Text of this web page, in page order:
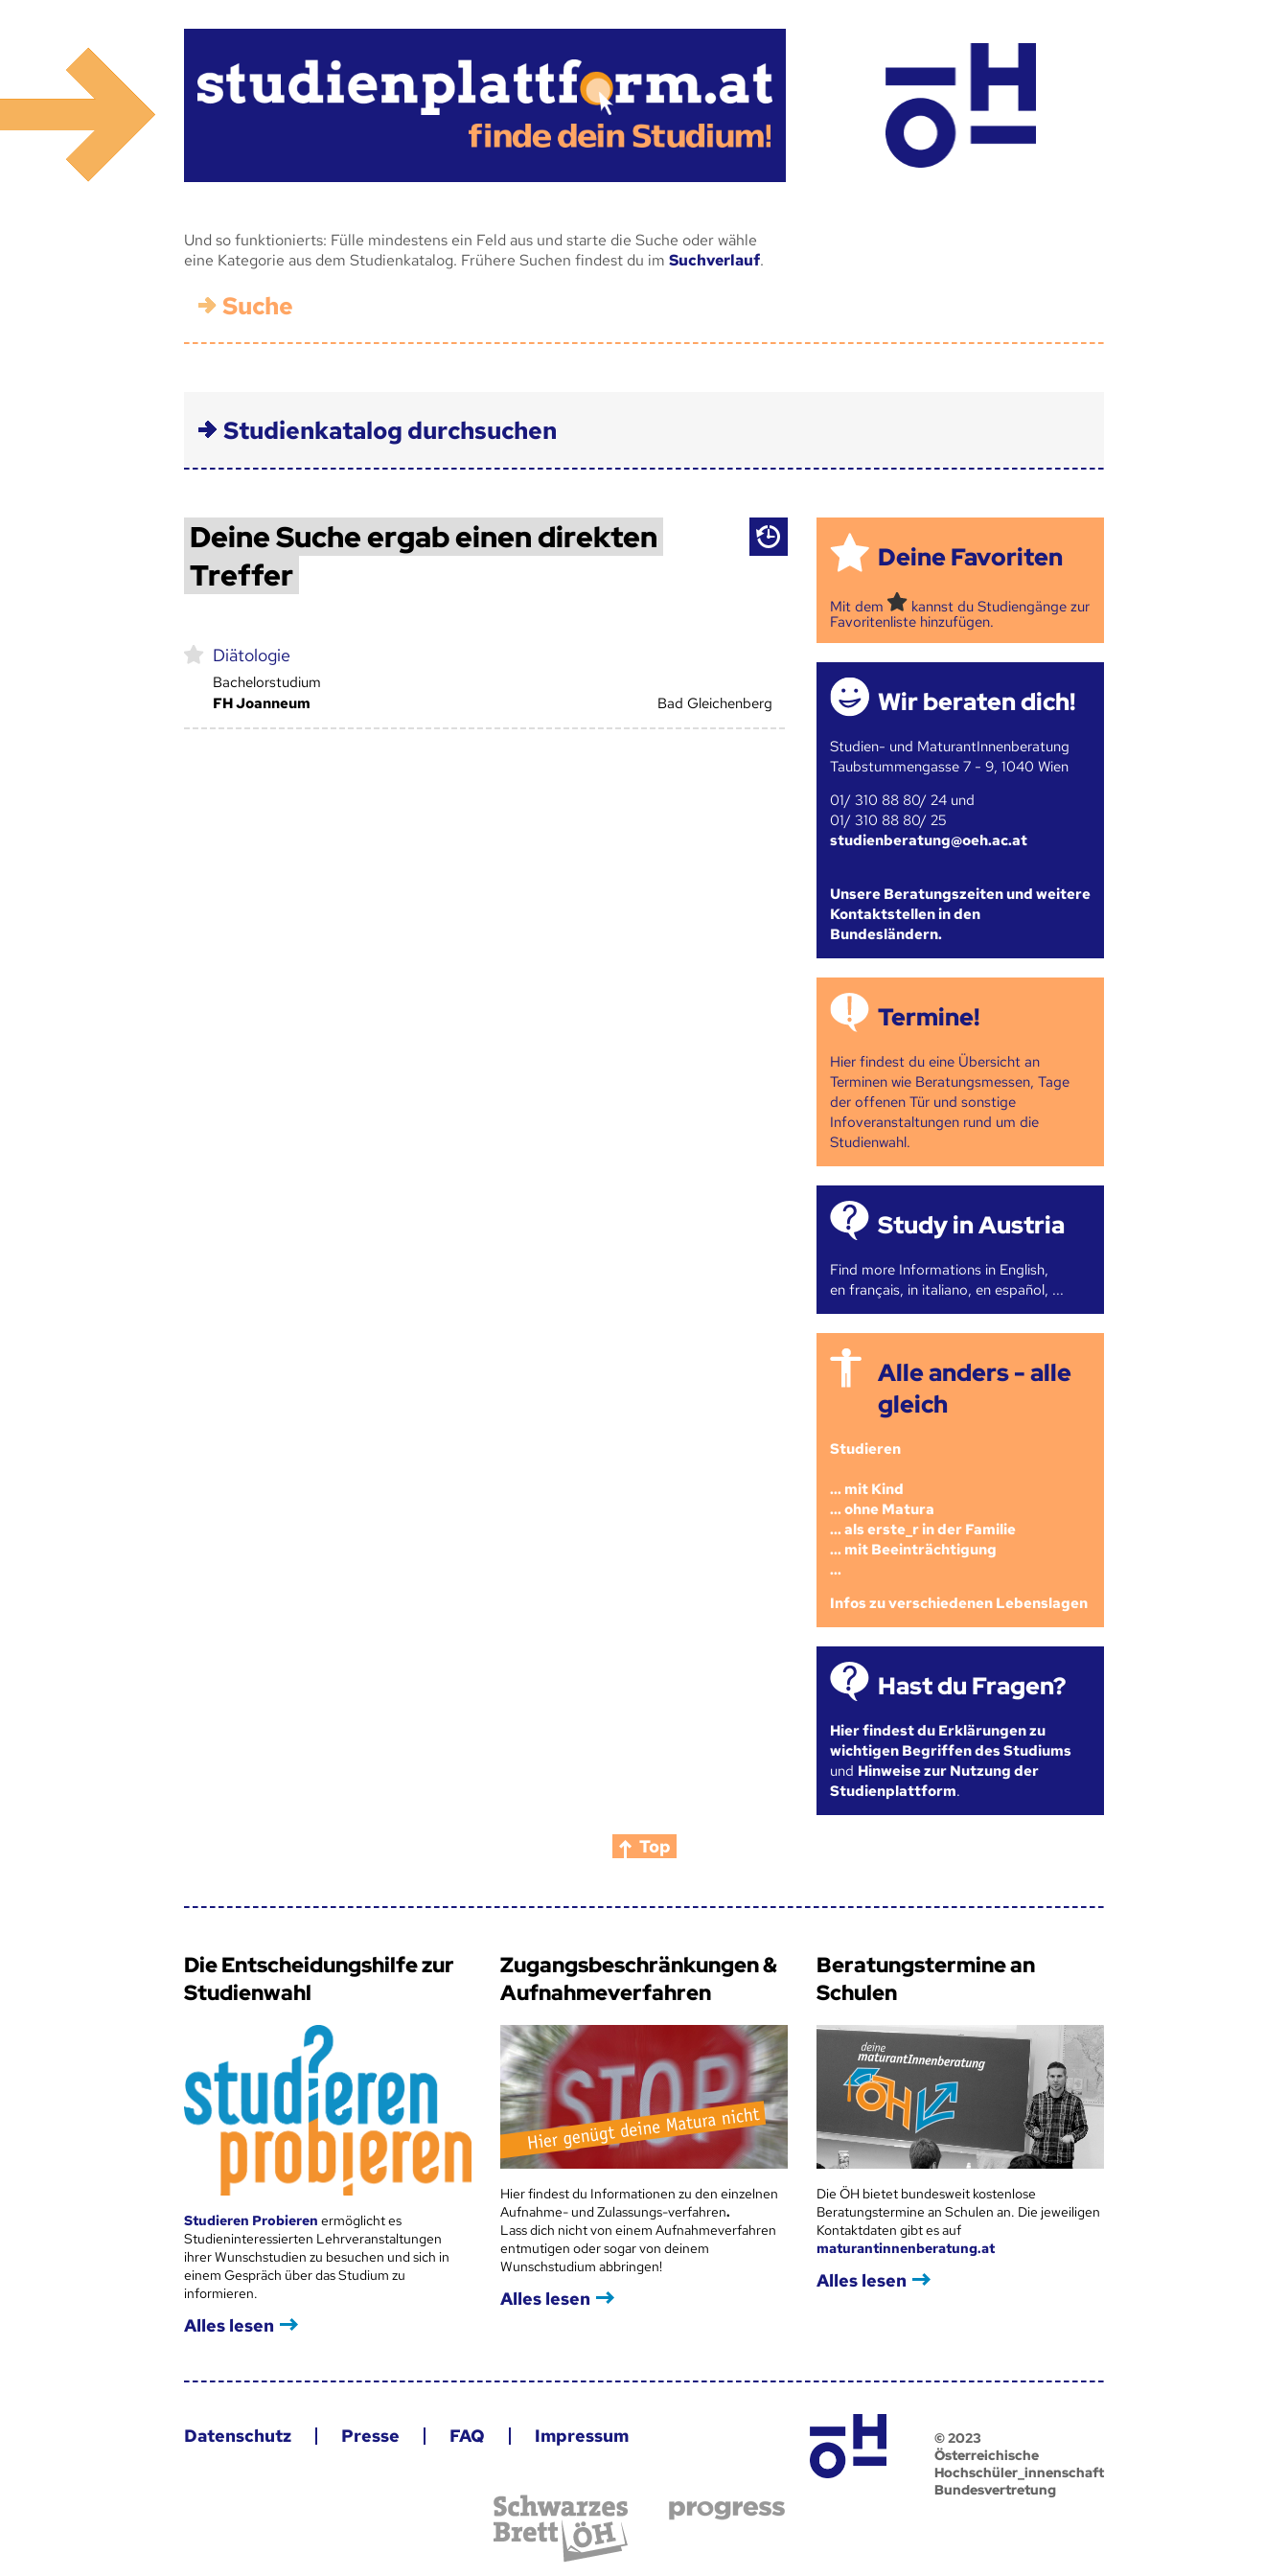
Und so funktionierts: Fülle mindestens ein Feld aus und starte die Suche oder wähle
eine Kategorie aus dem Studienkatalog. Frühere Suchen findest du im Suchverlauf.
Suche
Studienkatalog durchsuchen
Deine Suche ergab einen direkten
Treffer
Diätologie
Bachelorstudium
FH Joanneum
Bad Gleichenberg
Deine Favoriten
Mit dem
kannst du Studiengänge zur
Favoritenliste hinzufügen.
Wir beraten dich!
Studien- und MaturantInnenberatung
Taubstummengasse 7 - 9, 1040 Wien
01/ 310 88 80/ 24 und
01/ 310 88 80/ 25
studienberatung@oeh.ac.at
Unsere Beratungszeiten und weitere
Kontaktstellen in den
Bundesländern.
Termine!
Hier findest du eine Übersicht an
Terminen wie Beratungsmessen, Tage
der offenen Tür und sonstige
Infoveranstaltungen rund um die
Studienwahl.
Study in Austria
Find more Informations in English,
en français, in italiano, en español, ...
Alle anders - alle
gleich
Studieren
... mit Kind
... ohne Matura
... als erste_r in der Familie
... mit Beeinträchtigung
...
Infos zu verschiedenen Lebenslagen
Hast du Fragen?
Hier findest du Erklärungen zu
wichtigen Begriffen des Studiums
und Hinweise zur Nutzung der
Studienplattform.
Top
Die Entscheidungshilfe zur
Studienwahl
Studieren Probieren ermöglicht es
Studieninteressierten Lehrveranstaltungen
ihrer Wunschstudien zu besuchen und sich in
einem Gespräch über das Studium zu
informieren.
Alles lesen
Zugangsbeschränkungen &
Aufnahmeverfahren
Hier findest du Informationen zu den einzelnen
Aufnahme- und Zulassungs-verfahren.
Lass dich nicht von einem Aufnahmeverfahren
entmutigen oder sogar von deinem
Wunschstudium abbringen!
Alles lesen
Beratungstermine an
Schulen
Die ÖH bietet bundesweit kostenlose
Beratungstermine an Schulen an. Die jeweiligen
Kontaktdaten gibt es auf
maturantinnenberatung.at
Alles lesen
Datenschutz Presse FAQ Impressum
© 2023
Österreichische
Hochschüler_innenschaft
Bundesvertretung